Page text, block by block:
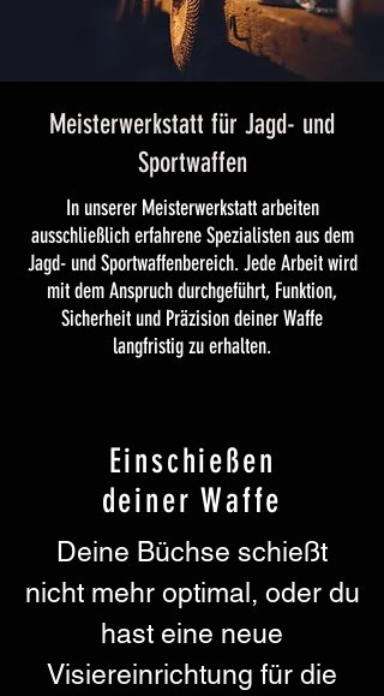
Meisterwerkstatt für Jagd- und
Sportwaffen
In unserer Meisterwerkstatt arbeiten
ausschließlich erfahrene Spezialisten aus dem
Jagd- und Sportwaffenbereich. Jede Arbeit wird
mit dem Anspruch durchgeführt, Funktion,
Sicherheit und Präzision deiner Waffe
langfristig zu erhalten.
Einschießen
deiner Waffe
Deine Büchse schießt
nicht mehr optimal, oder du
hast eine neue
Visiereinrichtung für die